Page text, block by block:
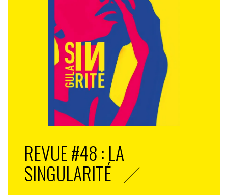
REVUE #48 : LA
SINGULARITÉ